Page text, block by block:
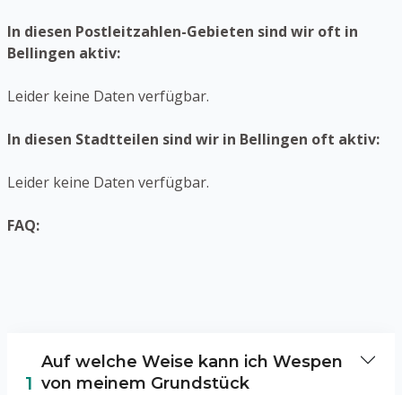
In diesen Postleitzahlen-Gebieten sind wir oft in
Bellingen aktiv:
Leider keine Daten verfügbar.
In diesen Stadtteilen sind wir in Bellingen oft aktiv:
Leider keine Daten verfügbar.
FAQ:
1
Auf welche Weise kann ich Wespen
von meinem Grundstück